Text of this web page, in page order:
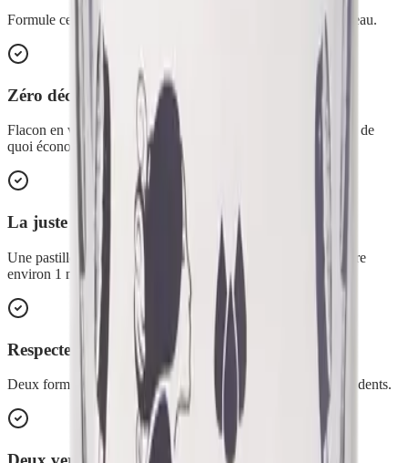
Formule certifiée Ecocert / Cosmos Natural, sans fluor, sans eau.
Zéro déchet
Flacon en verre rechargeable et sachets en papier recyclable : de
quoi économiser 3 à 4 tubes plastique par an et par personne.
La juste dose, sans gaspillage
Une pastille de 0,18 g (voire 0,09 g) suffit par brossage, contre
environ 1 ml pour un dentifrice en pâte.
Respecte l'émail
Deux formules à l'abrasivité douce qui préservent l'émail des dents.